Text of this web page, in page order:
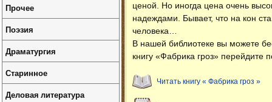
ценой. Но иногда цена очень
надеждами. Бывает, что на кон
человека…
В нашей библиотеке вы можете
книгу «Фабрика гроз» перейдите
Читать книгу « Фабрика гроз »
Прочее
Поэзия
Драматургия
Старинное
Деловая литература